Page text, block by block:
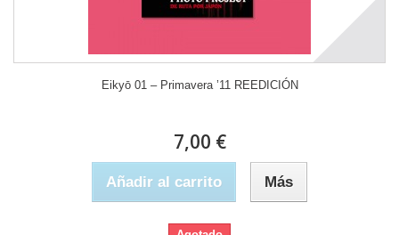
Eikyō 01 – Primavera ’11 REEDICIÓN
7,00 €
Añadir al carrito Más